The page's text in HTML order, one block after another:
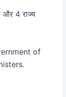
और 4 राज्य
of